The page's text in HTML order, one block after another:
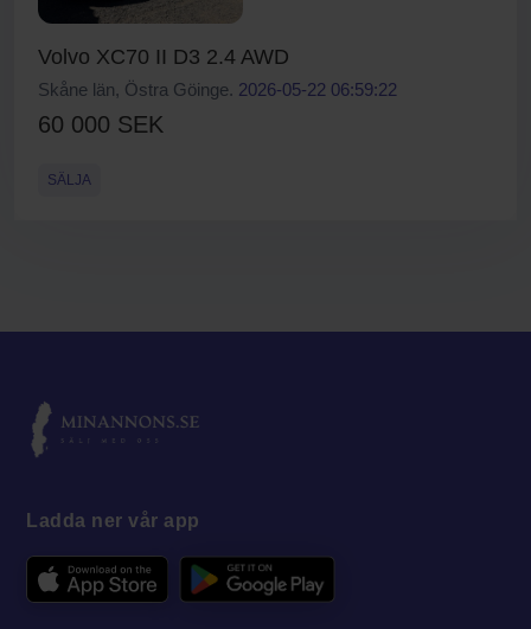
Volvo XC70 II D3 2.4 AWD
Skåne län, Östra Göinge. 2026-05-22 06:59:22
60 000 SEK
SÄLJA
Ladda ner vår app